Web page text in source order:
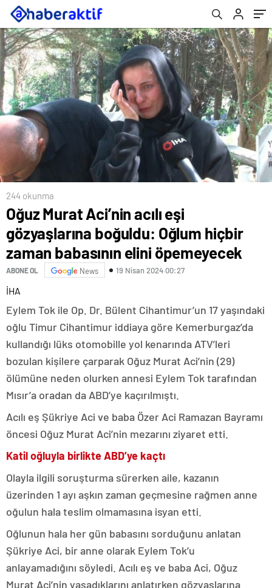
öpemeyecek
244 okunma
Oğuz Murat Aci’nin acılı eşi
gözyaşlarına boğuldu: Oğlum hiçbir
zaman babasının elini öpemeyecek
ABONE OL News 19 Nisan 2024 00:27
İHA
Eylem Tok ile Op. Dr. Bülent Cihantimur’un 17 yaşındaki
oğlu Timur Cihantimur iddiaya göre Kemerburgaz’da
kullandığı lüks otomobille yol kenarında ATV’leri
bozulan kişilere çarparak Oğuz Murat Aci’nin (29)
ölümüne neden olurken annesi Eylem Tok tarafından
Mısır’a oradan da ABD’ye kaçırılmıştı.
Acılı eş Şükriye Aci ve baba Özer Aci Ramazan Bayramı
öncesi Oğuz Murat Aci’nin mezarını ziyaret etti.
Katil oğluyla birlikte ABD’ye kaçtı
Olayla ilgili soruşturma sürerken aile, kazanın
üzerinden 1 ayı aşkın zaman geçmesine rağmen anne
oğulun hala teslim olmamasına isyan etti.
Oğlunun hala her gün babasını sorduğunu anlatan
Şükriye Aci, bir anne olarak Eylem Tok’u
anlayamadığını söyledi. Acılı eş ve baba Aci, Oğuz
Murat Aci’nin yaşadıklarını anlatırken gözyaşlarına